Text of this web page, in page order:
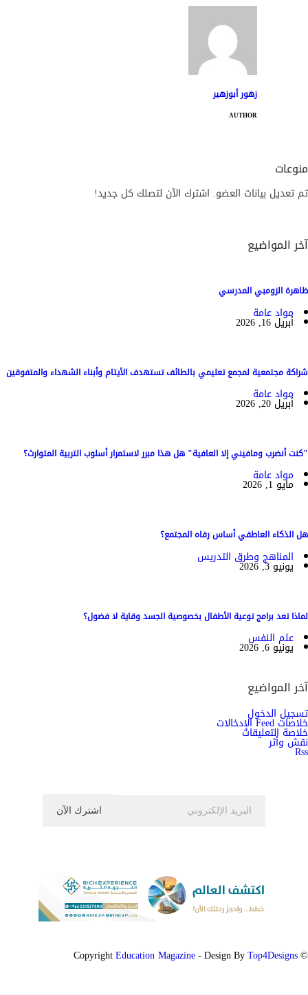
زهور أبوزهير
AUTHOR
منوعات
تم تعديل بيانات العضو. اشترك الآن لتصلك كل جديد!
آخر المواضيع
ظاهرة الزومبي المدرسي
مواد عامة
أبريل 16, 2026
شراكة مجتمعية لمجمع تعليمي بالطائف تستهدف الأيتام وأبناء الشهداء والمتفوقين
مواد عامة
أبريل 20, 2026
"كنت أنضرب ومافيني إلا العافية" هل هذا مبرر لاستمرار أسلوب التربية المتوارث؟
مواد عامة
مايو 1, 2026
هل الذكاء العاطفي أساس رفاه المجتمع؟
المناهج وطرق التدريس
يونيو 3, 2026
لماذا تعد برامج توعية الأطفال بخصوصية الجسد وقاية لا فضول؟
علم النفس
يونيو 6, 2026
آخر المواضيع
تسجيل الدخول
خلاصات Feed الإدخالات
خلاصة التعليقات
نقش وأثر
Rss
© Copyright
Education Magazine - Design By Top4Designs